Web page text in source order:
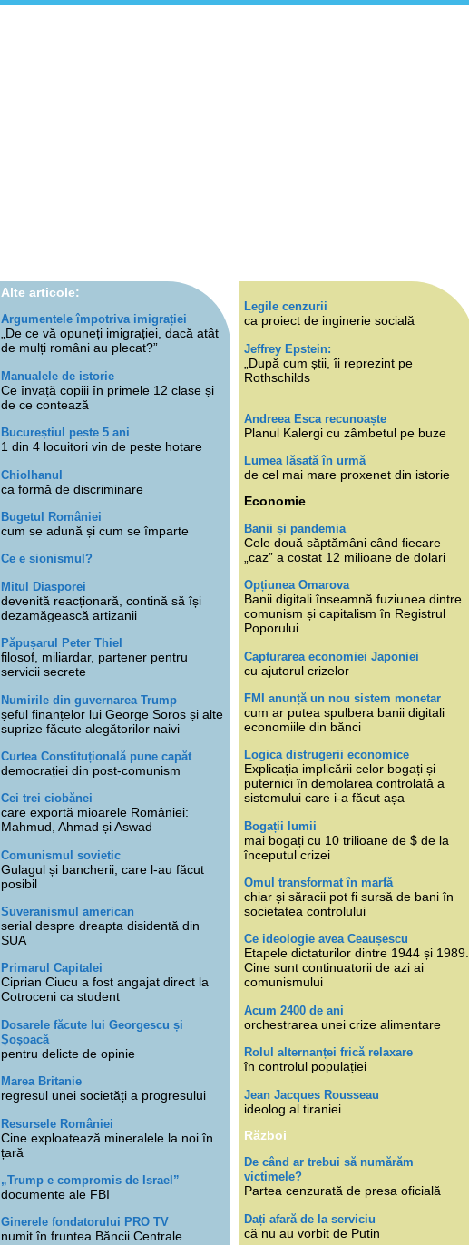
Alte articole:
Argumentele împotriva imigrației
„De ce vă opuneți imigrației, dacă atât
de mulți români au plecat?”
Manualele de istorie
Ce învață copiii în primele 12 clase și
de ce contează
Bucureștiul peste 5 ani
1 din 4 locuitori vin de peste hotare
Chiolhanul
ca formă de discriminare
Bugetul României
cum se adună și cum se împarte
Ce e sionismul?
Mitul Diasporei
devenită reacționară, contină să își
dezamăgească artizanii
Păpușarul Peter Thiel
filosof, miliardar, partener pentru
servicii secrete
Numirile din guvernarea Trump
șeful finanțelor lui George Soros și alte
suprize făcute alegătorilor naivi
Curtea Constituțională pune capăt
democrației din post-comunism
Cei trei ciobănei
care exportă mioarele României:
Mahmud, Ahmad și Aswad
Comunismul sovietic
Gulagul și bancherii, care l-au făcut
posibil
Suveranismul american
serial despre dreapta disidentă din
SUA
Primarul Capitalei
Ciprian Ciucu a fost angajat direct la
Cotroceni ca student
Dosarele făcute lui Georgescu și
Șoșoacă
pentru delicte de opinie
Marea Britanie
regresul unei societăți a progresului
Resursele României
Cine exploatează mineralele la noi în
țară
„Trump e compromis de Israel”
documente ale FBI
Ginerele fondatorului PRO TV
numit în fruntea Băncii Centrale
Legile cenzurii
ca proiect de inginerie socială
Jeffrey Epstein:
„După cum știi, îi reprezint pe
Rothschilds
Andreea Esca recunoaște
Planul Kalergi cu zâmbetul pe buze
Lumea lăsată în urmă
de cel mai mare proxenet din istorie
Economie
Banii și pandemia
Cele două săptămâni când fiecare
„caz” a costat 12 milioane de dolari
Opțiunea Omarova
Banii digitali înseamnă fuziunea dintre
comunism și capitalism în Registrul
Poporului
Capturarea economiei Japoniei
cu ajutorul crizelor
FMI anunță un nou sistem monetar
cum ar putea spulbera banii digitali
economiile din bănci
Logica distrugerii economice
Explicația implicării celor bogați și
puternici în demolarea controlată a
sistemului care i-a făcut așa
Bogații lumii
mai bogați cu 10 trilioane de $ de la
începutul crizei
Omul transformat în marfă
chiar și săracii pot fi sursă de bani în
societatea controlului
Ce ideologie avea Ceaușescu
Etapele dictaturilor dintre 1944 și 1989.
Cine sunt continuatorii de azi ai
comunismului
Acum 2400 de ani
orchestrarea unei crize alimentare
Rolul alternanței frică relaxare
în controlul populației
Jean Jacques Rousseau
ideolog al tiraniei
Război
De când ar trebui să numărăm
victimele?
Partea cenzurată de presa oficială
Dați afară de la serviciu
că nu au vorbit de Putin